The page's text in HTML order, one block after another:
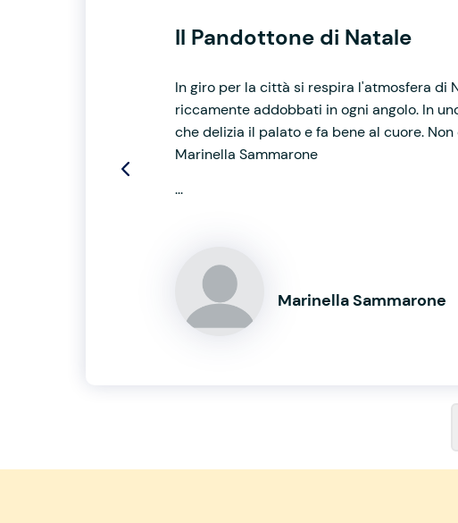
Il Pandottone di Natale
In giro per la città si respira l'atmosfera di
riccamente addobbati in ogni angolo. In
che delizia il palato e fa bene al cuore.
Marinella Sammarone
...
Marinella Sammarone